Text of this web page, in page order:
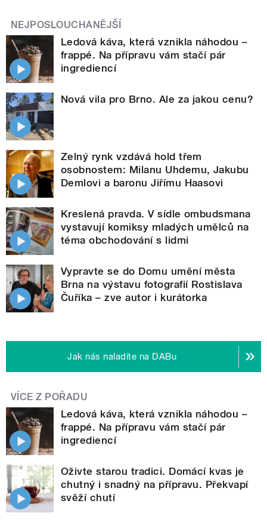
NEJPOSLOUCHANĚJŠÍ
Ledová káva, která vznikla náhodou –
frappé. Na přípravu vám stačí pár
ingrediencí
Nová vila pro Brno. Ale za jakou cenu?
Zelný rynk vzdává hold třem
osobnostem: Milanu Uhdemu, Jakubu
Demlovi a baronu Jiřímu Haasovi
Kreslená pravda. V sídle ombudsmana
vystavují komiksy mladých umělců na
téma obchodování s lidmi
Vypravte se do Domu umění města
Brna na výstavu fotografií Rostislava
Čuříka – zve autor i kurátorka
Jak nás naladíte na DABu
VÍCE Z POŘADU
Ledová káva, která vznikla náhodou –
frappé. Na přípravu vám stačí pár
ingrediencí
Oživte starou tradici. Domácí kvas je
chutný i snadný na přípravu. Překvapí
svěží chutí